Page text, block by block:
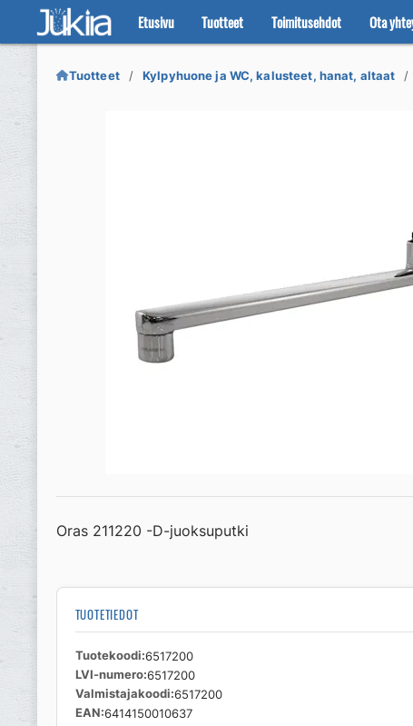
Etusivu Tuotteet Toimitusehdot Ota
Siirry
navigointiin
Siirry
sisältöön
Tuotteet Kylpyhuone ja WC, kalusteet, hanat, altaat
Oras 211220 -D-juoksuputki
TUOTETIEDOT
Tuotekoodi 6517200
LVI-numero 6517200
Valmistajakoodi 6517200
EAN 6414150010637